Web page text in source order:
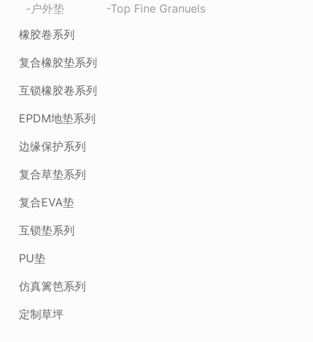
户外垫
Top Fine Granuels
橡胶卷系列
复合橡胶垫系列
互锁橡胶卷系列
EPDM地垫系列
边缘保护系列
复合草垫系列
复合EVA垫
互锁垫系列
PU垫
仿真篱笆系列
定制草坪